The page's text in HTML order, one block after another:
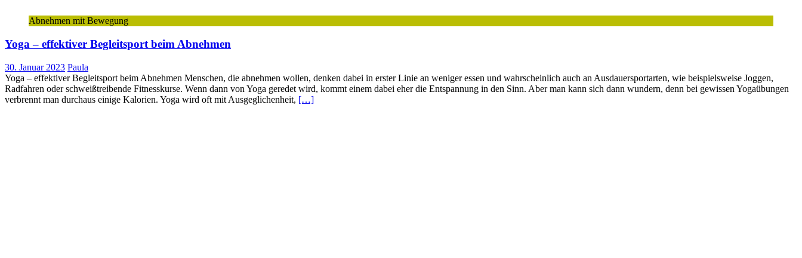
Abnehmen mit Bewegung
Yoga – effektiver Begleitsport beim Abnehmen
30. Januar 2023 Paula
Yoga – effektiver Begleitsport beim Abnehmen Menschen, die abnehmen wollen, denken dabei in erster Linie an weniger essen und wahrscheinlich auch an Ausdauersportarten, wie beispielsweise Joggen,
Radfahren oder schweißtreibende Fitnesskurse. Wenn dann von Yoga geredet wird, kommt einem dabei eher die Entspannung in den Sinn. Aber man kann sich dann wundern, denn bei gewissen Yogaübungen
verbrennt man durchaus einige Kalorien. Yoga wird oft mit Ausgeglichenheit, […]